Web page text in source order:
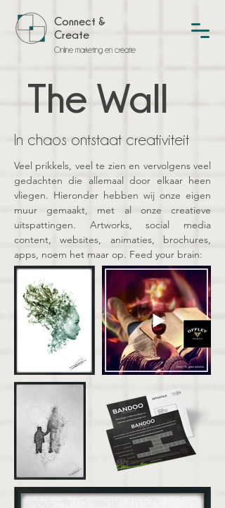
Connect &
Create
Online marketing en creatie
The Wall
In chaos ontstaat creativiteit
Veel prikkels, veel te zien en vervolgens veel
gedachten die allemaal door elkaar heen
vliegen. Hieronder hebben wij onze eigen
muur gemaakt, met al onze creatieve
uitspattingen. Artworks, social media
content, websites, animaties, brochures,
apps, noem het maar op. Feed your brain: